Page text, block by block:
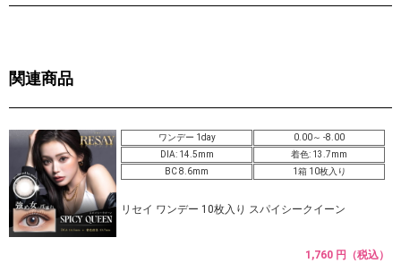
関連商品
ワンデー 1day
0.00～ -8.00
DIA: 14.5mm
着色: 13.7mm
BC 8.6mm
1箱 10枚入り
リセイ ワンデー 10枚入り スパイシークイーン
1,760 円（税込）